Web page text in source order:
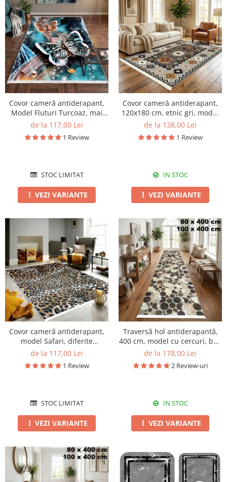
Covor cameră antiderapant,
Model Fluturi Turcoaz, mai
multe dimensiuni
de la 117,00 Lei
1 Review
STOC LIMITAT
VEZI VARIANTE
Covor cameră antiderapant,
120x180 cm, etnic gri, model
Atlas
de la 138,00 Lei
1 Review
IN STOC
VEZI VARIANTE
Covor cameră antiderapant,
model Safari, diferite
dimensiuni
de la 117,00 Lei
1 Review
STOC LIMITAT
VEZI VARIANTE
Traversă hol antiderapantă,
400 cm, model cu cercuri, bej-
maro
de la 178,00 Lei
2 Review-uri
IN STOC
VEZI VARIANTE